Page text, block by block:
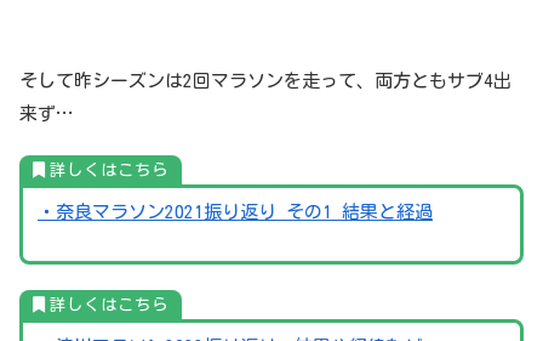
そして昨シーズンは2回マラソンを走って、両方ともサブ4出
来ず…
詳しくはこちら
・奈良マラソン2021振り返り その1 結果と経過
詳しくはこちら